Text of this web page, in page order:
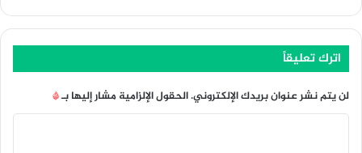
اترك تعليقاً
لن يتم نشر عنوان بريدك الإلكتروني.الحقول الإلزامية مشار إليها بـ*